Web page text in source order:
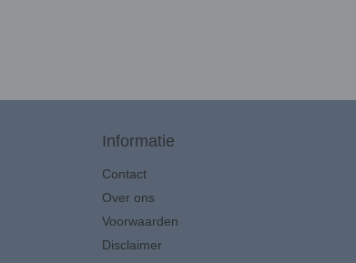
Informatie
Contact
Over ons
Voorwaarden
Disclaimer